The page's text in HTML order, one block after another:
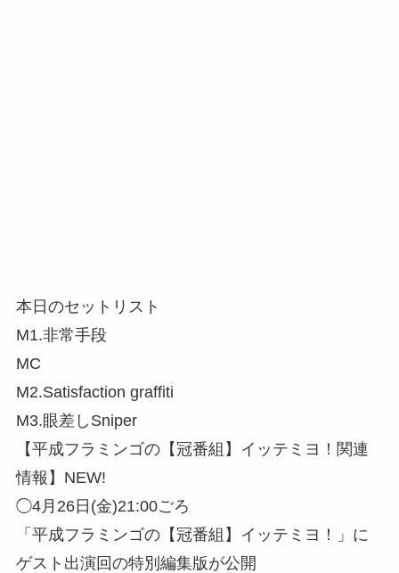
本日のセットリスト
M1.非常手段
MC
M2.Satisfaction graffiti
M3.眼差しSniper
【平成フラミンゴの【冠番組】イッテミヨ！関連
情報】NEW!
◯4月26日(金)21:00ごろ
「平成フラミンゴの【冠番組】イッテミヨ！」に
ゲスト出演回の特別編集版が公開